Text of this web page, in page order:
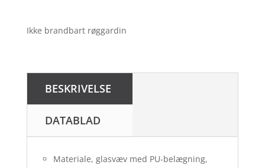
Ikke brandbart røggardin
BESKRIVELSE
DATABLAD
Materiale, glasvæv med PU-belægning,